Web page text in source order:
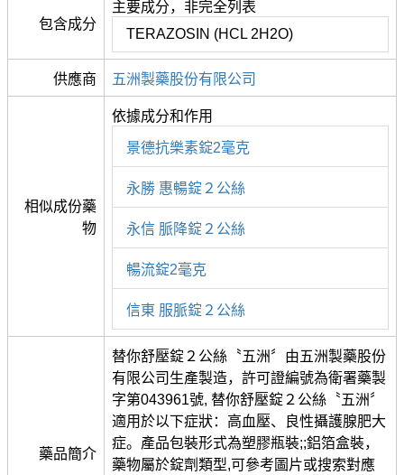
包含成分
主要成分，非完全列表
TERAZOSIN (HCL 2H2O)
供應商 五洲製藥股份有限公司
相似成份藥
物
依據成分和作用
景德抗樂素錠2毫克
永勝 惠暢錠２公絲
永信 脈降錠２公絲
暢流錠2毫克
信東 服脈錠２公絲
藥品簡介
替你舒壓錠２公絲〝五洲〞由五洲製藥股份
有限公司生產製造，許可證編號為衛署藥製
字第043961號, 替你舒壓錠２公絲〝五洲〞
適用於以下症狀：高血壓、良性攝護腺肥大
症。產品包裝形式為塑膠瓶裝;;鋁箔盒裝，
藥物屬於錠劑類型,可參考圖片或搜索對應